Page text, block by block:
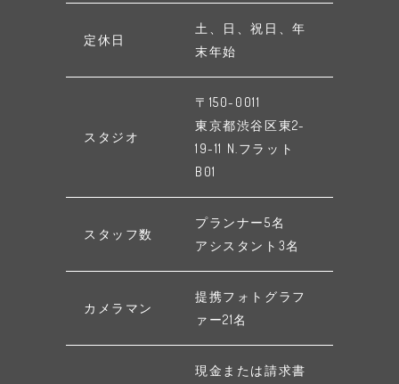
定休日
土、日、祝日、年
末年始
スタジオ
〒150-0011
東京都渋谷区東2-
19-11 N.フラット
B01
スタッフ数
プランナー5名
アシスタント3名
カメラマン
提携フォトグラフ
ァー21名
現金または請求書